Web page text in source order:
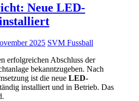
Neue LED-
2025 SVM Fussball
erfolgreichen Abschluss der
bekanntzugeben. Nach
ist die neue LED-
installiert und in Betrieb. Das